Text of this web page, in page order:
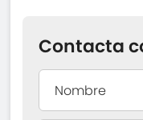
Contacta